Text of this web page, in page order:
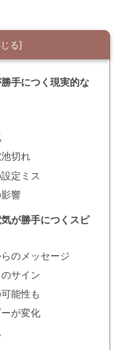
手につく現実的な
切れ
定ミス
響
が勝手につくスピ
のメッセージ
サイン
能性も
が変化